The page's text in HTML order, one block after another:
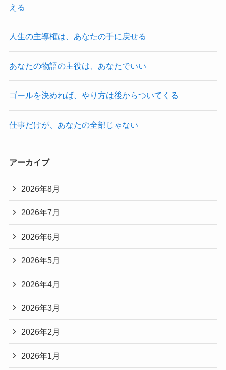
える
人生の主導権は、あなたの手に戻せる
あなたの物語の主役は、あなたでいい
ゴールを決めれば、やり方は後からついてくる
仕事だけが、あなたの全部じゃない
アーカイブ
2026年8月
2026年7月
2026年6月
2026年5月
2026年4月
2026年3月
2026年2月
2026年1月